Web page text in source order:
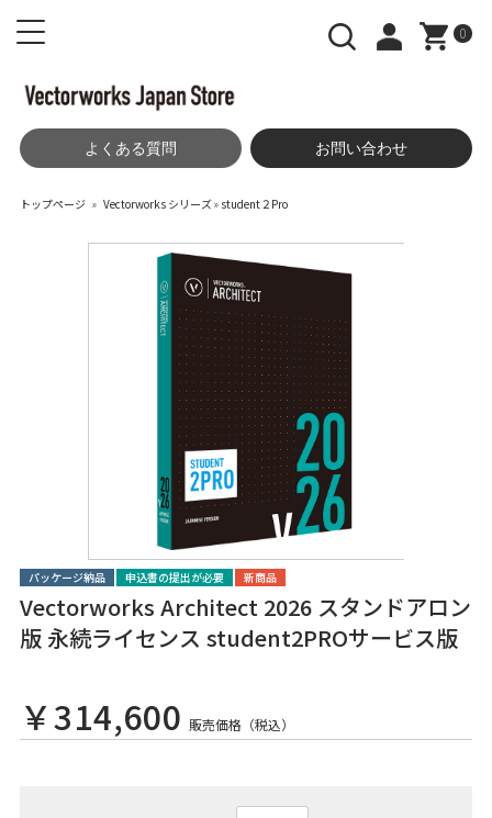
0
よくある質問 お問い合わせ
トップページ » Vectorworks シリーズ» student２Pro
パッケージ納品 申込書の提出が必要 新商品
Vectorworks Architect 2026 スタンドアロン
版 永続ライセンス student2PROサービス版
￥314,600 販売価格（税込）